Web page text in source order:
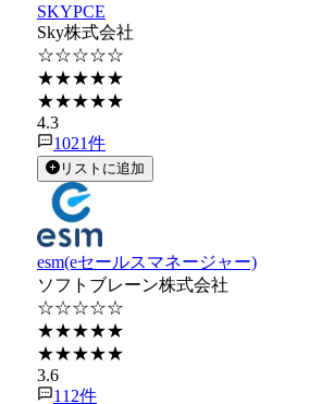
SKYPCE
Sky株式会社
☆☆☆☆☆
★★★★★
★★★★★
4.3
1021件
リストに追加
esm(eセールスマネージャー)
ソフトブレーン株式会社
☆☆☆☆☆
★★★★★
★★★★★
3.6
112件